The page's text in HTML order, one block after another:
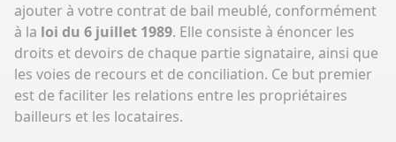
ajouter à votre contrat de bail meublé, conformément
à la loi du 6 juillet 1989. Elle consiste à énoncer les
droits et devoirs de chaque partie signataire, ainsi que
les voies de recours et de conciliation. Ce but premier
est de faciliter les relations entre les propriétaires
bailleurs et les locataires.